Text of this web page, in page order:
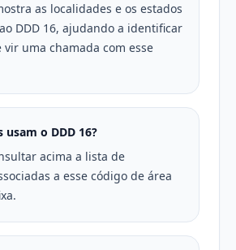
as localidades e os estados
DDD 16, ajudando a identificar
uma chamada com esse
usam o DDD 16?
acima a lista de
a esse código de área